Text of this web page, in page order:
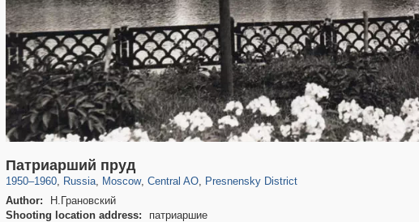
Патриарший пруд
1950–1960, Russia
1,406,826
, Moscow
319,864 8,286
, Central AO
160,012
, Presnensky District
Author:
Н.Грановский
Shooting location address:
патриаршие